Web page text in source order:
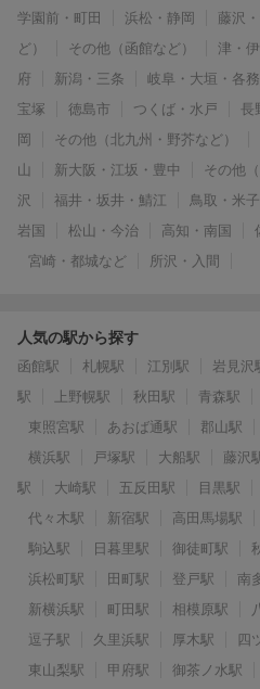
学園前・町田
浜松・静岡 藤沢
ど）
その他（函館など） 津・
府
新潟・三条 岐阜・大垣・各
宝塚
徳島市 つくば・水戸 長
岡
その他（北九州・野芥など）
山
新大阪・江坂・豊中 その他
沢
福井・坂井・鯖江 鳥取・米
岩国
松山・今治 高知・南国
宮崎・都城など
所沢・入間
人気の駅から探す
函館駅 札幌駅 江別駅 岩見沢
駅
上野幌駅 秋田駅 青森駅
東照宮駅
あおば通駅 郡山駅
横浜駅
戸塚駅 大船駅 藤沢
駅
大崎駅 五反田駅 目黒駅
代々木駅
新宿駅 高田馬場駅
駒込駅
日暮里駅 御徒町駅
浜松町駅
田町駅 登戸駅 南
新横浜駅
町田駅 相模原駅
逗子駅
久里浜駅 厚木駅 四
東山梨駅
甲府駅 御茶ノ水駅